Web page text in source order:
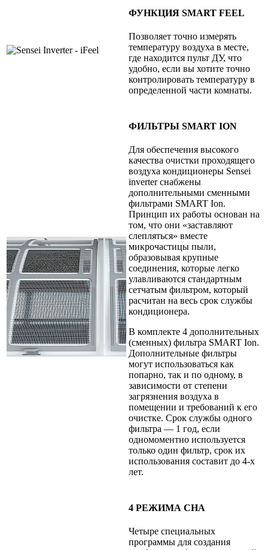
ФУНКЦИЯ SMART FEEL
Позволяет точно измерять
температуру воздуха в месте,
где находится пульт ДУ, что
удобно, если вы хотите точно
контролировать температуру в
определенной части комнаты.
ФИЛЬТРЫ SMART ION
Для обеспечения высокого
качества очистки проходящего
воздуха кондиционеры Sensei
inverter снабжены
дополнительными сменными
фильтрами SMART Ion.
Принцип их работы основан на
том, что они «заставляют
слепляться» вместе
микрочастицы пыли,
образовывая крупные
соединения, которые легко
улавливаются стандартным
сетчатым фильтром, который
расчитан на весь срок службы
кондиционера.
В комплекте 4 дополнительных
(сменных) фильтра SMART Ion.
Дополнительные фильтры
могут использоваться как
попарно, так и по одному, в
зависимости от степени
загрязнения воздуха в
помещении и требований к его
очистке. Срок службы одного
фильтра — 1 год, если
одномоментно используется
только один фильтр, срок их
использования составит до 4-х
лет.
4 РЕЖИМА СНА
Четыре специальных
программы для создания